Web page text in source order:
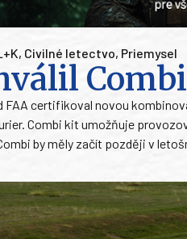
, Civilné letectvo, Priemysel
FAA certifikoval novou
Combi kit umožňuje
by měly začít později v